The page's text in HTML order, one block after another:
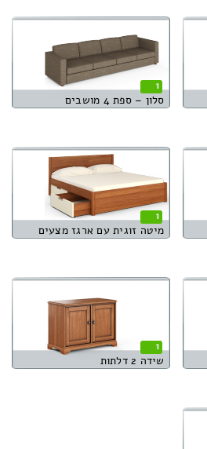
1
סלון – ספת 4 מושבים
1
מיטה זוגית עם ארגז מצעים
1
שידה 2 דלתות